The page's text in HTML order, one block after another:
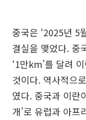
중국은 ‘2025년 5
결실을 맺었다. 중
‘1만km’를 달려
것이다. 역사적으
였다. 중국과 이란
개’로 유럽과 아프